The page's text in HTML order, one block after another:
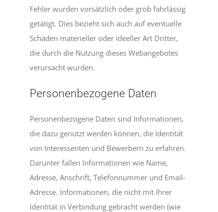
Fehler wurden vorsätzlich oder grob fahrlässig
getätigt. Dies bezieht sich auch auf eventuelle
Schäden materieller oder ideeller Art Dritter,
die durch die Nutzung dieses Webangebotes
verursacht wurden.
Personenbezogene Daten
Personenbezogene Daten sind Informationen,
die dazu genutzt werden können, die Identität
von Interessenten und Bewerbern zu erfahren.
Darunter fallen Informationen wie Name,
Adresse, Anschrift, Telefonnummer und Email-
Adresse. Informationen, die nicht mit Ihrer
Identität in Verbindung gebracht werden (wie